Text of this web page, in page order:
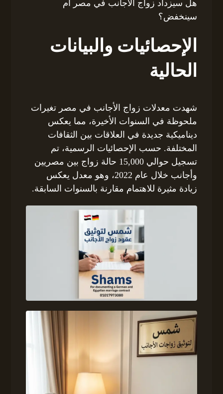
هل سيزداد زواج الأجانب في مصر أم
سينخفض؟
الإحصائيات والبيانات
الحالية
شهدت معدلات زواج الأجانب في مصر تغيرات
ملحوظة في السنوات الأخيرة، مما يعكس
ديناميكية جديدة في العلاقات بين الثقافات
المختلفة. حسب الإحصائيات الرسمية، تم
تسجيل حوالي 15,000 حالة زواج بين مصريين
وأجانب خلال عام 2022، وهو معدل يعكس
زيادة مثيرة للاهتمام مقارنة بالسنوات السابقة.